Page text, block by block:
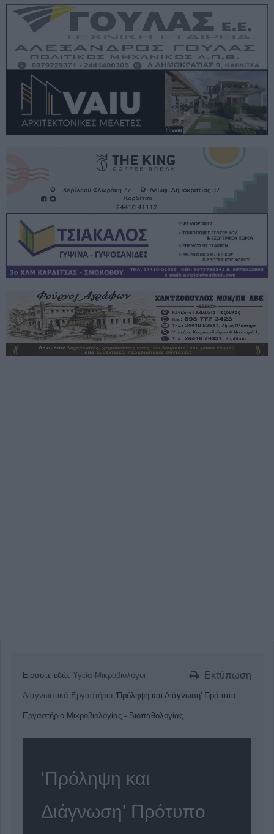
Εκτύπωση
Είσαστε εδώ: Υγεία Μικροβιολόγοι -
Διαγνωστικά Εργαστήρια 'Πρόληψη και Διάγνωση' Πρότυπο
Εργαστήριο Μικροβιολογίας - Βιοπαθολογίας
'Πρόληψη και
Διάγνωση' Πρότυπο